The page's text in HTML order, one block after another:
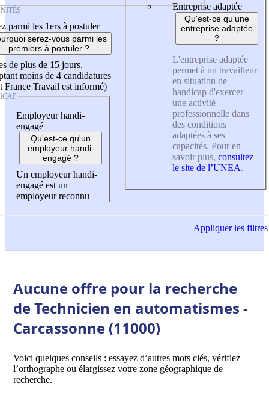
parmi les 1ers à postuler
serez-vous parmi les
premiers à postuler ?
de plus de 15 jours,
moins de 4 candidatures
France Travail est informé)
Employeur handi-
engagé
Qu'est-ce qu'un
employeur handi-
engagé ?
Un employeur handi-
engagé est un
employeur reconnu
Entreprise adaptée
Qu'est-ce qu'une
entreprise adaptée
?
L'entreprise adaptée
permet à un travailleur
en situation de
handicap d'exercer
une activité
professionnelle dans
des conditions
adaptées à ses
capacités. Pour en
savoir plus, consultez
le site de l’UNEA.
Appliquerles filtres
Aucune offre pour la recherche
de Technicien en automatismes -
Carcassonne (11000)
Voici quelques conseils : essayez d’autres mots clés, vérifiez
l’orthographe ou élargissez votre zone géographique de
recherche.